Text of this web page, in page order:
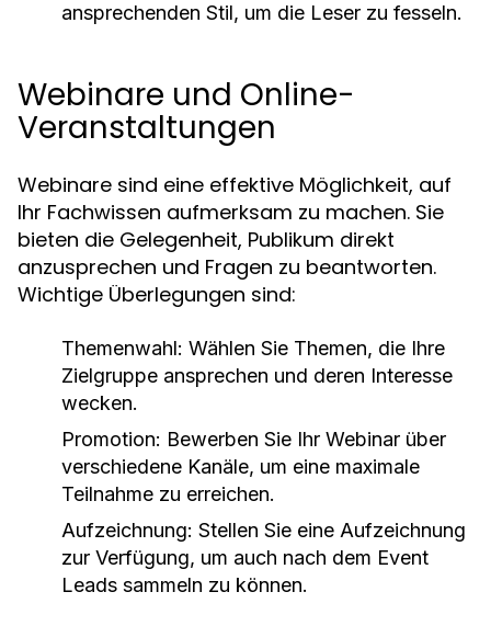
ansprechenden Stil, um die Leser zu fesseln.
Webinare und Online-
Veranstaltungen
Webinare sind eine effektive Möglichkeit, auf
Ihr Fachwissen aufmerksam zu machen. Sie
bieten die Gelegenheit, Publikum direkt
anzusprechen und Fragen zu beantworten.
Wichtige Überlegungen sind:
Themenwahl: Wählen Sie Themen, die Ihre
Zielgruppe ansprechen und deren Interesse
wecken.
Promotion: Bewerben Sie Ihr Webinar über
verschiedene Kanäle, um eine maximale
Teilnahme zu erreichen.
Aufzeichnung: Stellen Sie eine Aufzeichnung
zur Verfügung, um auch nach dem Event
Leads sammeln zu können.